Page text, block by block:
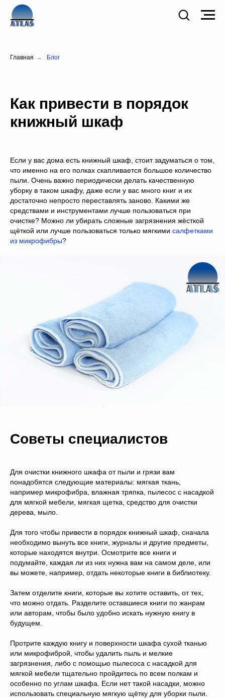
Главная → Блог
Как привести в порядок
книжный шкаф
Если у вас дома есть книжный шкаф, стоит задуматься о том,
что именно на его полках скапливается большое количество
пыли. Очень важно периодически делать качественную
уборку в таком шкафу, даже если у вас много книг и их
достаточно непросто переставлять заново. Какими же
средствами и инструментами лучше пользоваться при
очистке? Можно ли убирать сложные загрязнения жёсткой
щёткой или лучше пользоваться только мягкими салфетками
из микрофибры?
Советы специалистов
Для очистки книжного шкафа от пыли и грязи вам
понадобятся следующие материалы: мягкая ткань,
например микрофибра, влажная тряпка, пылесос с насадкой
для мягкой мебели, мягкая щетка, средство для очистки
дерева, мыло.
Для того чтобы привести в порядок книжный шкаф, сначала
необходимо вынуть все книги, журналы и другие предметы,
которые находятся внутри. Осмотрите все книги и
подумайте, каждая ли из них нужна вам на самом деле, или
вы можете, например, отдать некоторые книги в библиотеку.
Затем отделите книги, которые вы хотите оставить, от тех,
что можно отдать. Разделите оставшиеся книги по жанрам
или авторам, чтобы было удобно искать нужную книгу в
будущем.
Протрите каждую книгу и поверхности шкафа сухой тканью
или микрофиброй, чтобы удалить пыль и мелкие
загрязнения, либо с помощью пылесоса с насадкой для
мягкой мебели тщательно пройдитесь по всем полкам и
особенно по углам шкафа. Если нет такой насадки, можно
использовать специальную мягкую щётку для уборки пыли.